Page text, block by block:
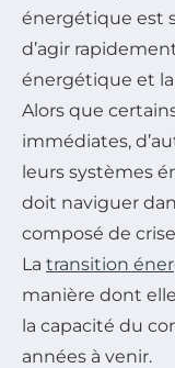
énergétique est
d’agir
énergétique et
Alors que
immédiates,
leurs systèmes
doit naviguer
composé de
La transition
manière dont
la capacité du
années à venir.